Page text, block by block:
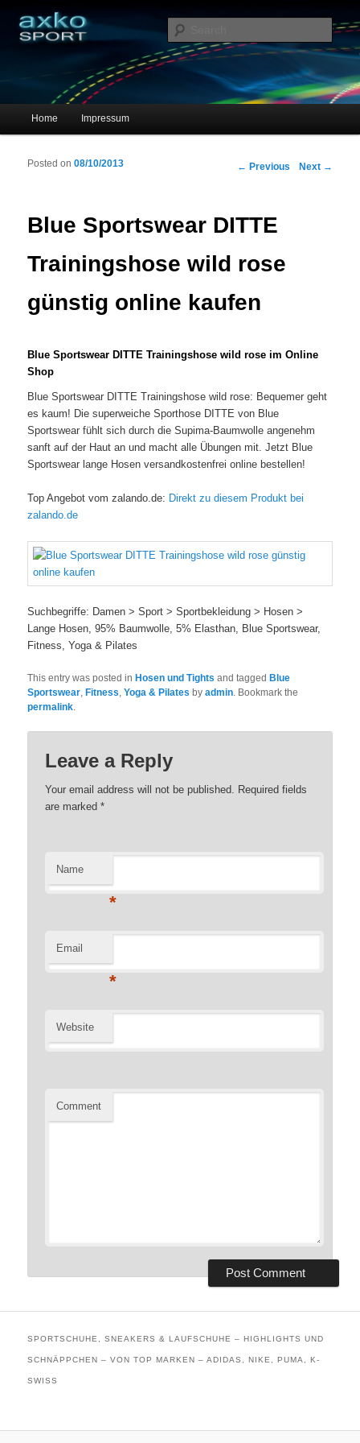
axko-sport – Sportschuhe online
Main menu
Skip to primary content
Skip to secondary content
Home Impressum
Post navigation
← Previous Next →
Blue Sportswear DITTE
Trainingshose wild rose
günstig online kaufen
Posted on08/10/2013
Blue Sportswear DITTE Trainingshose wild rose im Online
Shop
Blue Sportswear DITTE Trainingshose wild rose: Bequemer geht
es kaum! Die superweiche Sporthose DITTE von Blue
Sportswear fühlt sich durch die Supima-Baumwolle angenehm
sanft auf der Haut an und macht alle Übungen mit. Jetzt Blue
Sportswear lange Hosen versandkostenfrei online bestellen!
Top Angebot vom zalando.de: Direkt zu diesem Produkt bei
zalando.de
Suchbegriffe: Damen > Sport > Sportbekleidung > Hosen >
Lange Hosen, 95% Baumwolle, 5% Elasthan, Blue Sportswear,
Fitness, Yoga & Pilates
This entry was posted inHosen und Tights and taggedBlue
Sportswear,Fitness,Yoga & Pilates byadmin. Bookmark the
permalink.
Leave a Reply
Your email address will not be published. Required fields
are marked*
Name
*
Email
*
Website
Comment
SPORTSCHUHE, SNEAKERS & LAUFSCHUHE – HIGHLIGHTS UND
SCHNÄPPCHEN – VON TOP MARKEN – ADIDAS, NIKE, PUMA, K-
SWISS